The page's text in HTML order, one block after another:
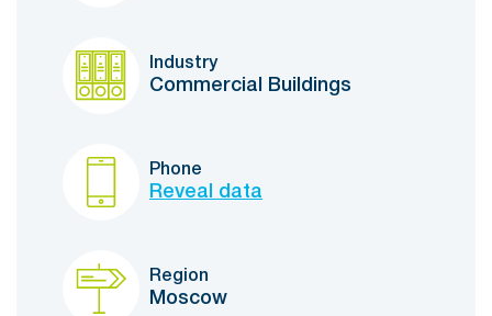
Industry
Commercial Buildings
Phone
Reveal data
Region
Moscow